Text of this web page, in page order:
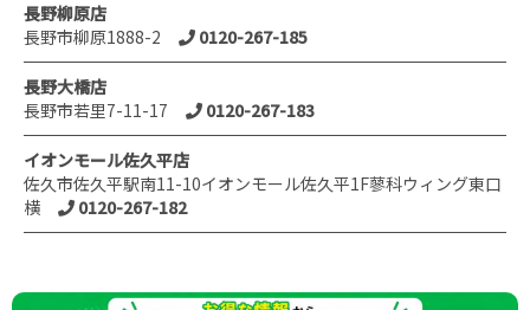
長野柳原店
長野市柳原1888-2
0120-267-185
長野大橋店
長野市若里7-11-17
0120-267-183
イオンモール佐久平店
佐久市佐久平駅南11-10イオンモール佐久平1F蓼科ウィング東口
横
0120-267-182